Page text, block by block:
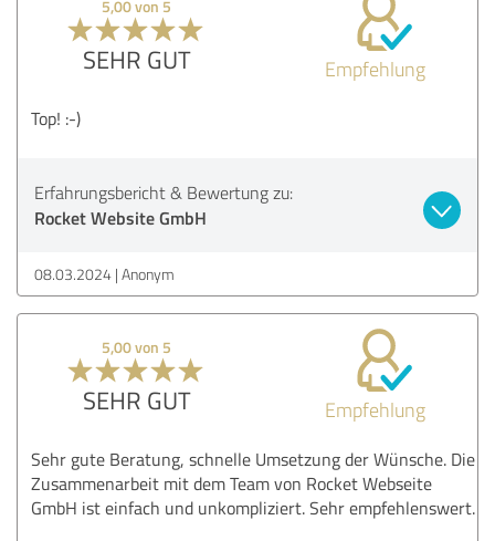
5,00 von 5
SEHR GUT Empfehlung
Top! :-)
Erfahrungsbericht & Bewertung zu:
Rocket Website GmbH
08.03.2024 Anonym
5,00 von 5
SEHR GUT Empfehlung
Sehr gute Beratung, schnelle Umsetzung der Wünsche. Die
Zusammenarbeit mit dem Team von Rocket Webseite
GmbH ist einfach und unkompliziert. Sehr empfehlenswert.